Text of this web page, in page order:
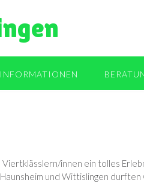
INFORMATIONEN
innen ein tolles
und Wittislingen